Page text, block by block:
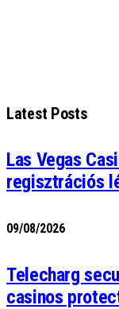
Latest Posts
Las Vegas
regisztrációs
09/08/2026
Telecharg
casinos